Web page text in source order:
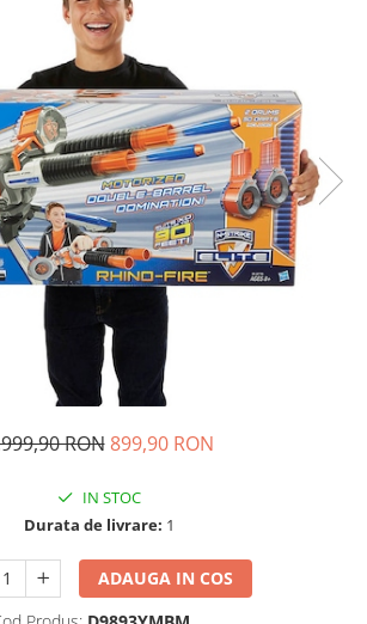
pentru copii
scolare
si accesorii
baie
corp copii
RON 899,90 RON
IN STOC
Durata de livrare: 1
ADAUGA IN COS